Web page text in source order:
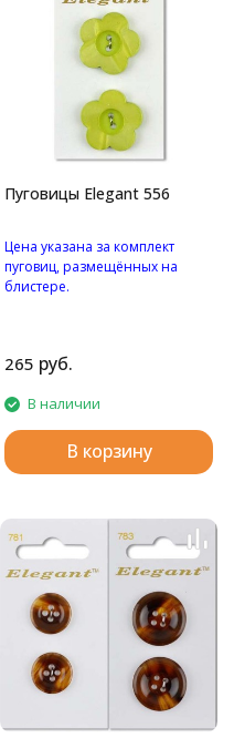
Пуговицы Elegant 556
Цена указана за комплект
пуговиц, размещённых на
блистере.
265 руб.
В наличии
В корзину